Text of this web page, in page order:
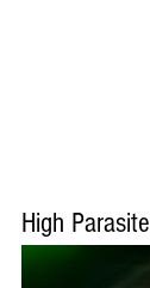
High Parasite